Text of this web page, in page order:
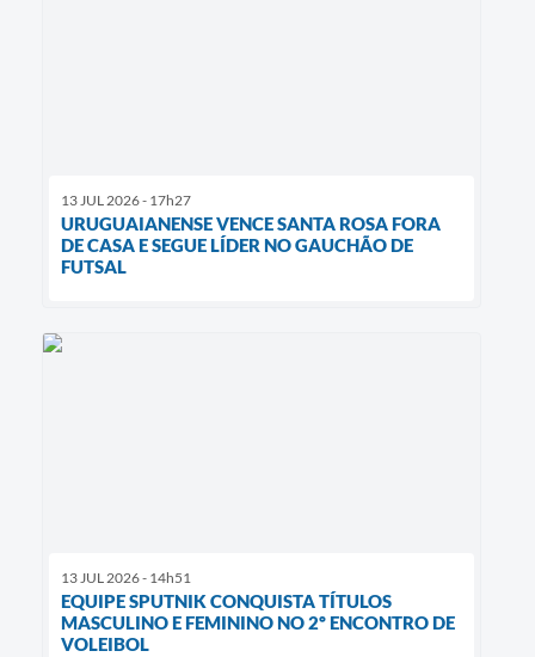
13 JUL 2026 - 17h27
URUGUAIANENSE VENCE SANTA ROSA FORA
DE CASA E SEGUE LÍDER NO GAUCHÃO DE
FUTSAL
13 JUL 2026 - 14h51
EQUIPE SPUTNIK CONQUISTA TÍTULOS
MASCULINO E FEMININO NO 2º ENCONTRO DE
VOLEIBOL